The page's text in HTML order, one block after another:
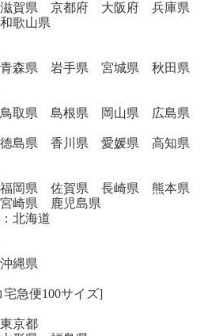
賀県 京都府 大阪府 兵庫県
歌山県
森県 岩手県 宮城県 秋田県
取県 島根県 岡山県 広島県
島県 香川県 愛媛県 高知県
岡県 佐賀県 長崎県 熊本県
崎県 鹿児島県
北海道
縄県
宅急便100サイズ]
京都